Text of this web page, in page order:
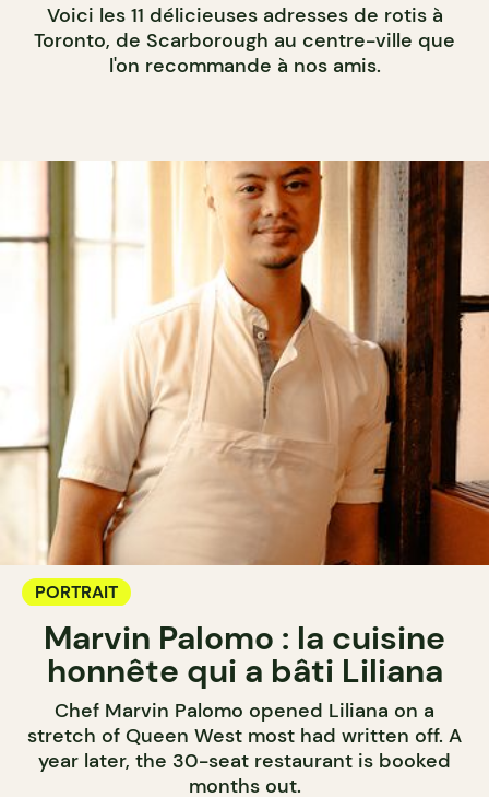
Voici les 11 délicieuses adresses de rotis à
Toronto, de Scarborough au centre-ville que
l'on recommande à nos amis.
PORTRAIT
Marvin Palomo : la cuisine
honnête qui a bâti Liliana
Chef Marvin Palomo opened Liliana on a
stretch of Queen West most had written off. A
year later, the 30-seat restaurant is booked
months out.